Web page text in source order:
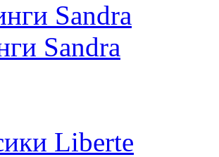
Sandra